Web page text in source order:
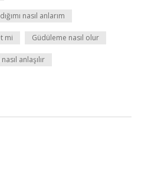
nasıl anlarım
mi Güdüleme nasıl olur
anlaşılır